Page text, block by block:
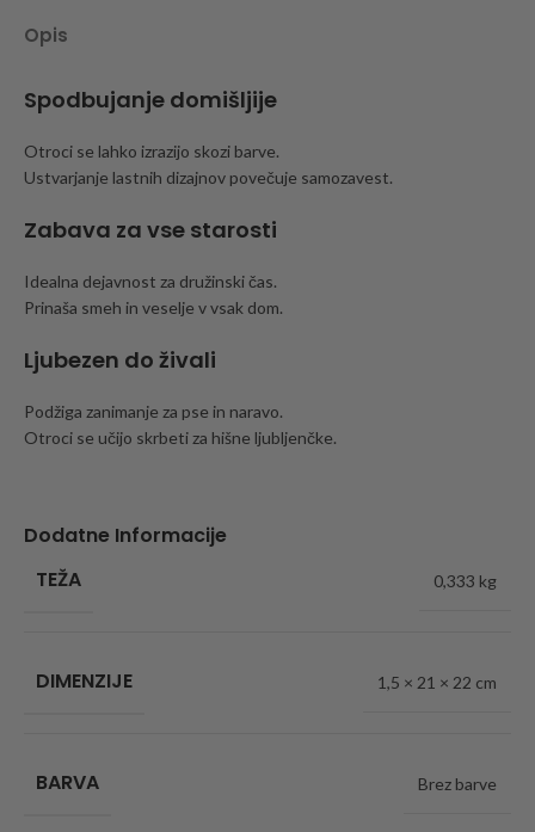
Opis
Spodbujanje domišljije
Otroci se lahko izrazijo skozi barve.
Ustvarjanje lastnih dizajnov povečuje samozavest.
Zabava za vse starosti
Idealna dejavnost za družinski čas.
Prinaša smeh in veselje v vsak dom.
Ljubezen do živali
Podžiga zanimanje za pse in naravo.
Otroci se učijo skrbeti za hišne ljubljenčke.
Dodatne Informacije
TEŽA
0,333 kg
DIMENZIJE 1,5 × 21 × 22 cm
BARVA Brez barve